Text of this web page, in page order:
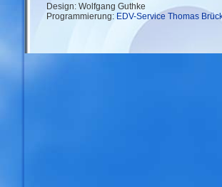
Design: Wolfgang Guthke
Programmierung: EDV-Service Thomas